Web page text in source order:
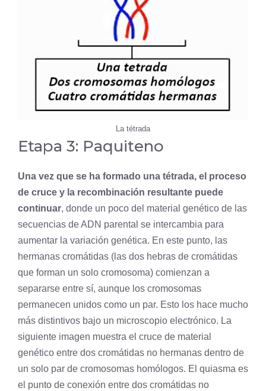
La tétrada
Etapa 3: Paquiteno
Una vez que se ha formado una tétrada, el proceso
de cruce y la recombinación resultante puede
continuar, donde un poco del material genético de las
secuencias de ADN parental se intercambia para
aumentar la variación genética. En este punto, las
hermanas cromátidas (las dos hebras de cromátidas
que forman un solo cromosoma) comienzan a
separarse entre sí, aunque los cromosomas
permanecen unidos como un par. Esto los hace mucho
más distintivos bajo un microscopio electrónico. La
siguiente imagen muestra el cruce de material
genético entre dos cromátidas no hermanas dentro de
un solo par de cromosomas homólogos. El quiasma es
el punto de conexión entre dos cromátidas no